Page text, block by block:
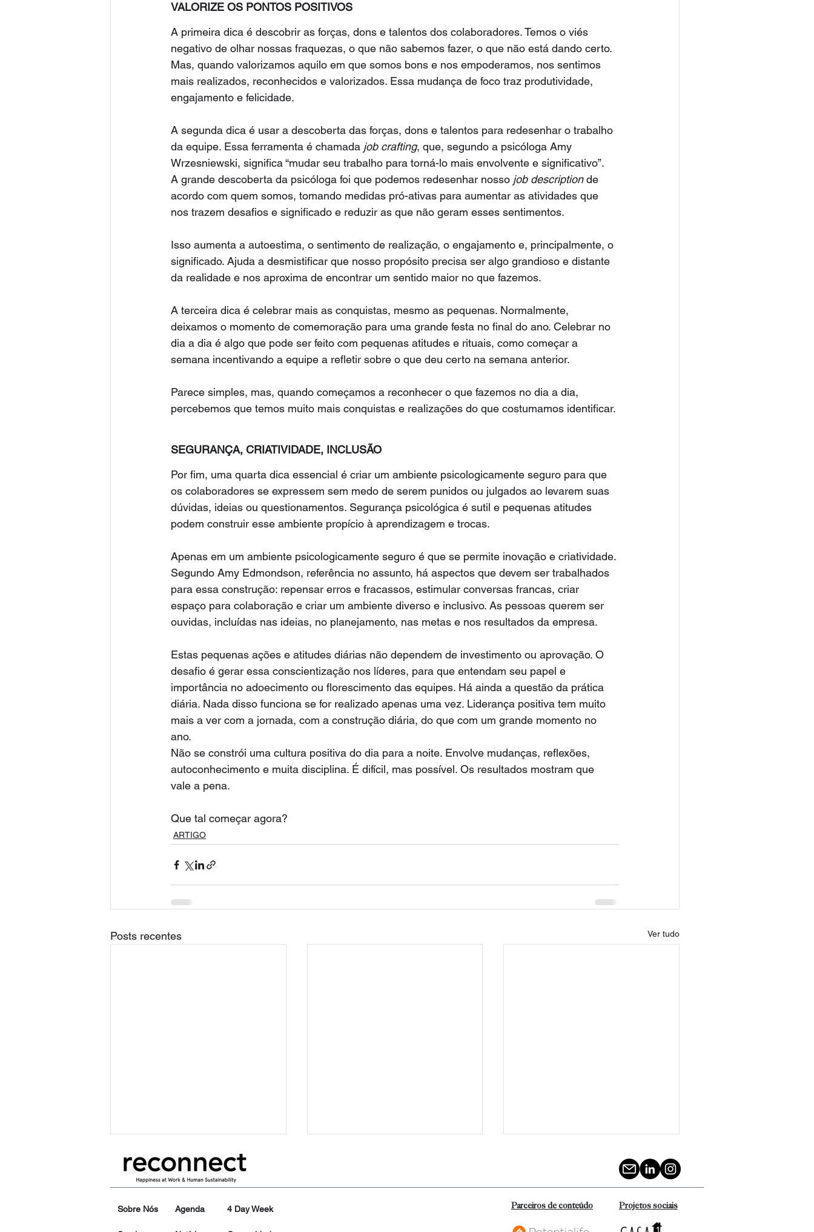
VALORIZE OS PONTOS POSITIVOS
A primeira dica é descobrir as forças, dons e talentos dos colaboradores. Temos o viés
negativo de olhar nossas fraquezas, o que não sabemos fazer, o que não está dando certo.
Mas, quando valorizamos aquilo em que somos bons e nos empoderamos, nos sentimos
mais realizados, reconhecidos e valorizados. Essa mudança de foco traz produtividade,
engajamento e felicidade.
A segunda dica é usar a descoberta das forças, dons e talentos para redesenhar o trabalho
da equipe. Essa ferramenta é chamada job crafting, que, segundo a psicóloga Amy
Wrzesniewski, significa “mudar seu trabalho para torná-lo mais envolvente e significativo”.
A grande descoberta da psicóloga foi que podemos redesenhar nosso job description de
acordo com quem somos, tomando medidas pró-ativas para aumentar as atividades que
nos trazem desafios e significado e reduzir as que não geram esses sentimentos.
Isso aumenta a autoestima, o sentimento de realização, o engajamento e, principalmente, o
significado. Ajuda a desmistificar que nosso propósito precisa ser algo grandioso e distante
da realidade e nos aproxima de encontrar um sentido maior no que fazemos.
A terceira dica é celebrar mais as conquistas, mesmo as pequenas. Normalmente,
deixamos o momento de comemoração para uma grande festa no final do ano. Celebrar no
dia a dia é algo que pode ser feito com pequenas atitudes e rituais, como começar a
semana incentivando a equipe a refletir sobre o que deu certo na semana anterior.
Parece simples, mas, quando começamos a reconhecer o que fazemos no dia a dia,
percebemos que temos muito mais conquistas e realizações do que costumamos identificar.
SEGURANÇA, CRIATIVIDADE, INCLUSÃO
Por fim, uma quarta dica essencial é criar um ambiente psicologicamente seguro para que
os colaboradores se expressem sem medo de serem punidos ou julgados ao levarem suas
dúvidas, ideias ou questionamentos. Segurança psicológica é sutil e pequenas atitudes
podem construir esse ambiente propício à aprendizagem e trocas.
Apenas em um ambiente psicologicamente seguro é que se permite inovação e criatividade.
Segundo Amy Edmondson, referência no assunto, há aspectos que devem ser trabalhados
para essa construção: repensar erros e fracassos, estimular conversas francas, criar
espaço para colaboração e criar um ambiente diverso e inclusivo. As pessoas querem ser
ouvidas, incluídas nas ideias, no planejamento, nas metas e nos resultados da empresa.
Estas pequenas ações e atitudes diárias não dependem de investimento ou aprovação. O
desafio é gerar essa conscientização nos líderes, para que entendam seu papel e
importância no adoecimento ou florescimento das equipes. Há ainda a questão da prática
diária. Nada disso funciona se for realizado apenas uma vez. Liderança positiva tem muito
mais a ver com a jornada, com a construção diária, do que com um grande momento no
ano.
Não se constrói uma cultura positiva do dia para a noite. Envolve mudanças, reflexões,
autoconhecimento e muita disciplina. É difícil, mas possível. Os resultados mostram que
vale a pena.
Que tal começar agora?
ARTIGO
Posts recentes Ver tudo
Sobre Nós Agenda 4 Day Week Parceiros de conteúdo Projetos sociais